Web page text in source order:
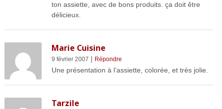
ton assiette, avec de bons produits. ça doit être
délicieux.
Marie Cuisine
9 février 2007 | Répondre
Une présentation à l’assiette, colorée, et très jolie.
Tarzile